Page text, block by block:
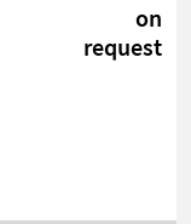
on
request